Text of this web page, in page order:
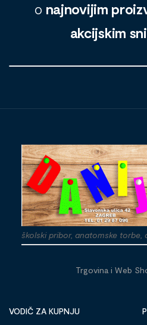
o najnovijim
akcijskim
školski pribor, anatomske torbe,
Trgovina i Web
VODIČ ZA KUPNJU